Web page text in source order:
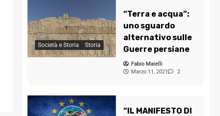
Società e Storia Storia
“Terra e acqua”:
uno sguardo
alternativo sulle
Guerre persiane
Fabio Maielli
Marzo 11, 2021
2
“IL MANIFESTO DI